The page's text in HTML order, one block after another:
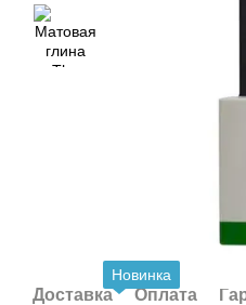
Новинка
Доставка Оплата